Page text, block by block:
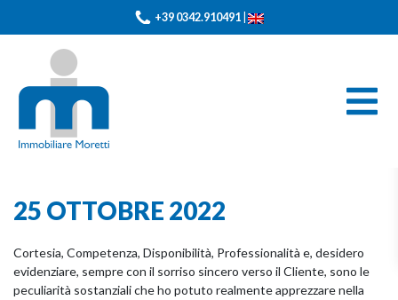
+39 0342.910491
25 OTTOBRE 2022
Cortesia, Competenza, Disponibilità, Professionalità e, desidero
evidenziare, sempre con il sorriso sincero verso il Cliente, sono le
peculiarità sostanziali che ho potuto realmente apprezzare nella